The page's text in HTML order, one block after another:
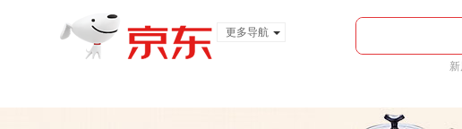
更多导航